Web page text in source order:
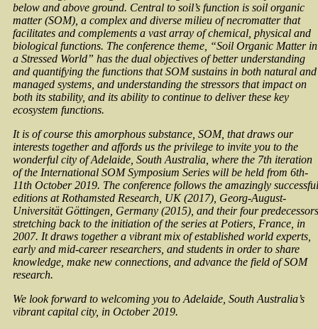
below and above ground. Central to soil’s function is soil organic
matter (SOM), a complex and diverse milieu of necromatter that
facilitates and complements a vast array of chemical, physical and
biological functions. The conference theme, “Soil Organic Matter in
a Stressed World” has the dual objectives of better understanding
and quantifying the functions that SOM sustains in both natural and
managed systems, and understanding the stressors that impact on
both its stability, and its ability to continue to deliver these key
ecosystem functions.
It is of course this amorphous substance, SOM, that draws our
interests together and affords us the privilege to invite you to the
wonderful city of Adelaide, South Australia, where the 7th iteration
of the International SOM Symposium Series will be held from 6th-
11th October 2019. The conference follows the amazingly successful
editions at Rothamsted Research, UK (2017), Georg-August-
Universität Göttingen, Germany (2015), and their four predecessors
stretching back to the initiation of the series at Potiers, France, in
2007. It draws together a vibrant mix of established world experts,
early and mid-career researchers, and students in order to share
knowledge, make new connections, and advance the field of SOM
research.
We look forward to welcoming you to Adelaide, South Australia’s
vibrant capital city, in October 2019.